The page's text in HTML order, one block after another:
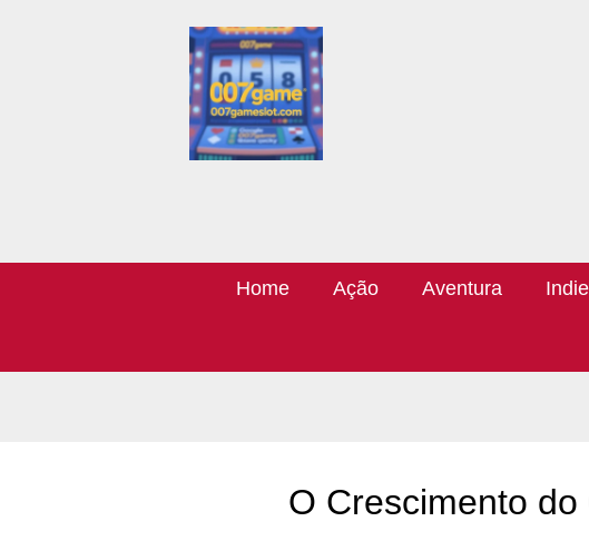
Home Ação Aventura Indie
O Crescimento